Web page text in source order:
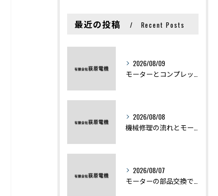
最近の投稿 Recent Posts
2026/08/09
2026/08/08
2026/08/07